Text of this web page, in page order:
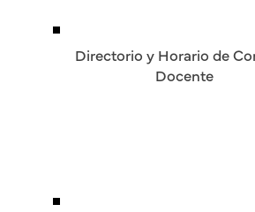
Directorio y Horario de
Docente